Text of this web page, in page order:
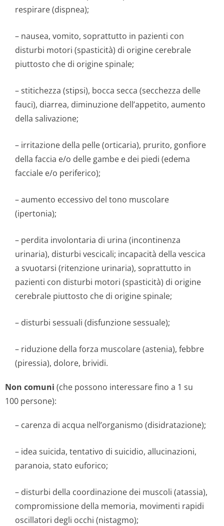
respirare (dispnea);
– nausea, vomito, soprattutto in pazienti con
disturbi motori (spasticità) di origine cerebrale
piuttosto che di origine spinale;
– stitichezza (stipsi), bocca secca (secchezza delle
fauci), diarrea, diminuzione dell’appetito, aumento
della salivazione;
– irritazione della pelle (orticaria), prurito, gonfiore
della faccia e/o delle gambe e dei piedi (edema
facciale e/o periferico);
– aumento eccessivo del tono muscolare
(ipertonia);
– perdita involontaria di urina (incontinenza
urinaria), disturbi vescicali; incapacità della vescica
a svuotarsi (ritenzione urinaria), soprattutto in
pazienti con disturbi motori (spasticità) di origine
cerebrale piuttosto che di origine spinale;
– disturbi sessuali (disfunzione sessuale);
– riduzione della forza muscolare (astenia), febbre
(piressia), dolore, brividi.
Non comuni (che possono interessare fino a 1 su
100 persone):
– carenza di acqua nell’organismo (disidratazione);
– idea suicida, tentativo di suicidio, allucinazioni,
paranoia, stato euforico;
– disturbi della coordinazione dei muscoli (atassia),
compromissione della memoria, movimenti rapidi
oscillatori degli occhi (nistagmo);